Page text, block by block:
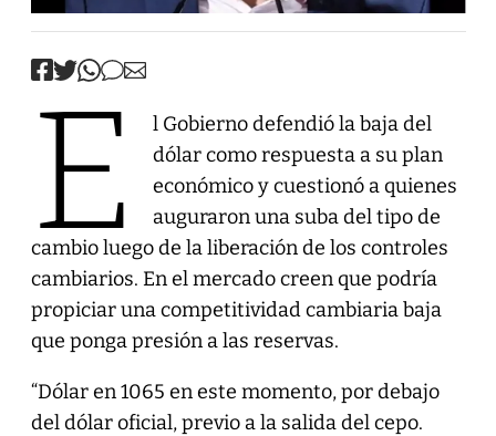
E
l Gobierno defendió la baja del
dólar como respuesta a su plan
económico y cuestionó a quienes
auguraron una suba del tipo de
cambio luego de la liberación de los controles
cambiarios. En el mercado creen que podría
propiciar una competitividad cambiaria baja
que ponga presión a las reservas.
“Dólar en 1065 en este momento, por debajo
del dólar oficial, previo a la salida del cepo.